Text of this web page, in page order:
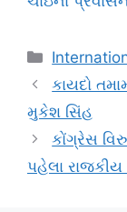
કાયદો
મુકેશ સિંહ
કોંગ્રેસ
પહેલા રાજકીય